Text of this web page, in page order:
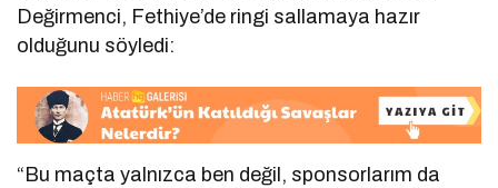
Değirmenci, Fethiye’de ringi sallamaya hazır
olduğunu söyledi:
“Bu maçta yalnızca ben değil, sponsorlarım da